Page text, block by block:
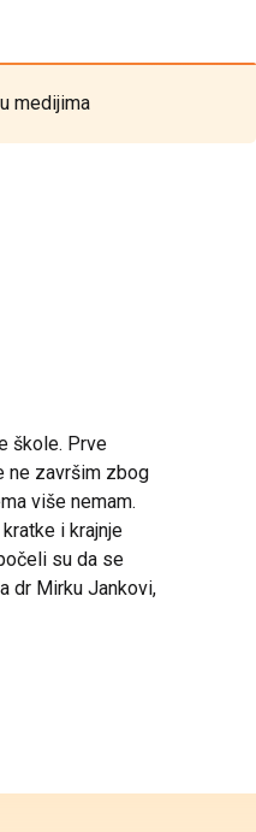
medijima
škole. Prve
ne završim zbog
više nemam.
i krajnje
su da se
dr Mirku Jankovi,